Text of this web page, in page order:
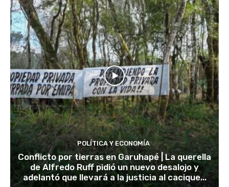
POLÍTICA Y ECONOMÍA
Conflicto por tierras en Garuhapé | La querella
de Alfredo Ruff pidió un nuevo desalojo y
adelantó que llevará a la justicia al cacique...